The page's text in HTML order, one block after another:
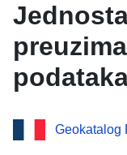
Plana
Bessin
Geokatalog